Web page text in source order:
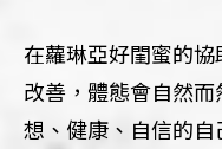
在蘿琳亞好閨蜜的
改善，體態會自然
想、健康、自信的自